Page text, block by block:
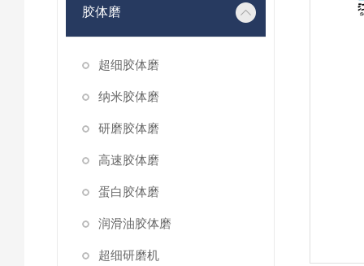
胶体磨
超细胶体磨
纳米胶体磨
研磨胶体磨
高速胶体磨
蛋白胶体磨
润滑油胶体磨
超细研磨机